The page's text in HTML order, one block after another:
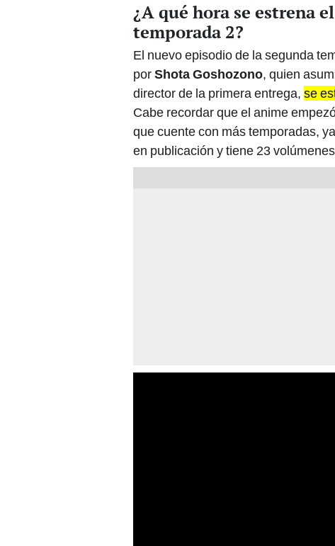
¿A qué hora se estrena
temporada 2?
El nuevo episodio de la segunda
porShota Goshozono, quien
director de la primera entrega, se
Cabe recordar que el anime
que cuente con más temporadas,
en publicación y tiene 23